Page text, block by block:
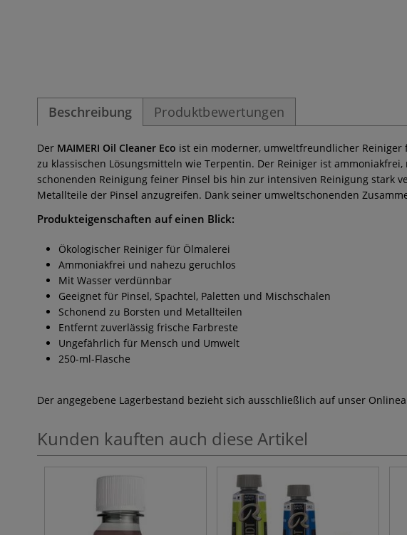
Beschreibung Produktbewertungen
Der MAIMERI Oil Cleaner Eco ist ein moderner, umweltfreundlicher
zu klassischen Lösungsmitteln wie Terpentin. Der Reiniger ist
schonenden Reinigung feiner Pinsel bis hin zur intensiven Reinigung stark
Metallteile der Pinsel anzugreifen. Dank seiner umweltschonenden
Produkteigenschaften auf einen Blick:
Ökologischer Reiniger für Ölmalerei
Ammoniakfrei und nahezu geruchlos
Mit Wasser verdünnbar
Geeignet für Pinsel, Spachtel, Paletten und Mischschalen
Schonend zu Borsten und Metallteilen
Entfernt zuverlässig frische Farbreste
Ungefährlich für Mensch und Umwelt
250-ml-Flasche
Der angegebene Lagerbestand bezieht sich ausschließlich auf unser
Kunden kauften auch diese Artikel